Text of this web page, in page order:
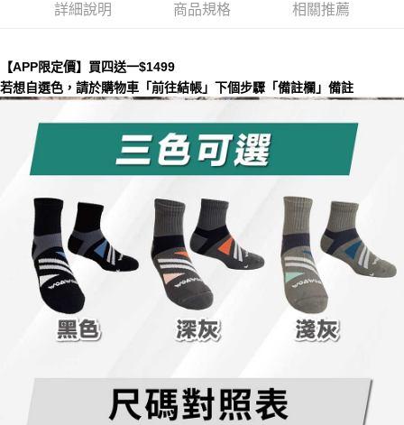
２．關於個人資料處理事宜，請瀏覽以下網址：
「AFTEE先享後付」，若未經同意申辦者引起之損失，本公司不負相關責
任。
４．使用「AFTEE先享後付」時，將依據個別帳號之用戶狀況，依本公司即
請求用戶進行身份認證。
５．嚴禁一人註冊多個帳號或使用他人資訊註冊。若發現惡意使用之情形，
恩沛科技股份有限公司將有權停止該用戶之使用額度並採取法律行動。
每筆NT$135，滿NT$1,500(含以上)免運費
詳細說明 商品規格 相關推薦
【APP限定價】買四送一$1499
若想自選色，請於購物車「前往結帳」下個步驟「備註欄」備註